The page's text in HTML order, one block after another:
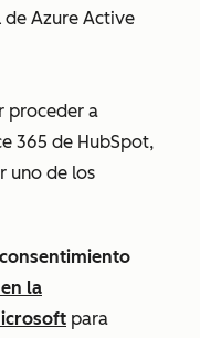
Azure Active
proceder a
365 de HubSpot,
uno de los
la
para